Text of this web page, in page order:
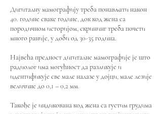
Дигиталну мамографију треба понављати након
40. године сваке године, док код жена са
породичном историјом, скрининг треба почети
много раније, у доби од 30-35 година.
Највећа предност дигиталне мамографије је што
радиолог има могућност да разликује и
идентификује све мале налазе у дојци, мале лезије
величине до 0,1 – 0,2 мм.
Такође је индикована код жена са густим грудима